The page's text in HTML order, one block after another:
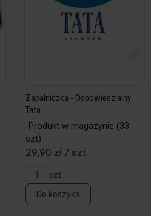
Zapalniczka - Odpowiedzialny
Tata
Produkt w magazynie (33
szt)
29,90 zł / szt
szt
Do koszyka